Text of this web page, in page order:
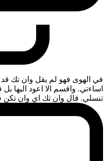
في الهوى فهو لم يقل وان تك
اساءتي. واقسم الا اعود اليها
تنسلي. قال وان تك اي وان تكن